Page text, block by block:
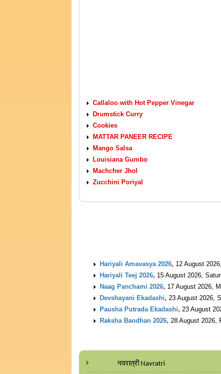
Callaloo with Hot Pepper Vinegar
Drumstick Curry
Cookies
MATTAR PANEER RECIPE
Mango Salsa
Louisiana Gumbo
Machcher Jhol
Zucchini Poriyal
Hariyali Amavasya 2026, 12 August
Hariyali Teej 2026, 15 August 2026,
Naag Panchami 2026, 17 August 2026,
Devshayani Ekadashi, 23 August 2026,
Pausha Putrada Ekadashi, 23 August
Raksha Bandhan 2026, 28 August 2026,
नवरात्री Navratri